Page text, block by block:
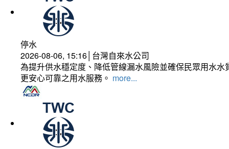
停水
2026-08-06, 15:16│台灣自來水公司
為提升供水穩定度、降低管線漏水風險並確保民眾用水
更安心可靠之用水服務。 more...